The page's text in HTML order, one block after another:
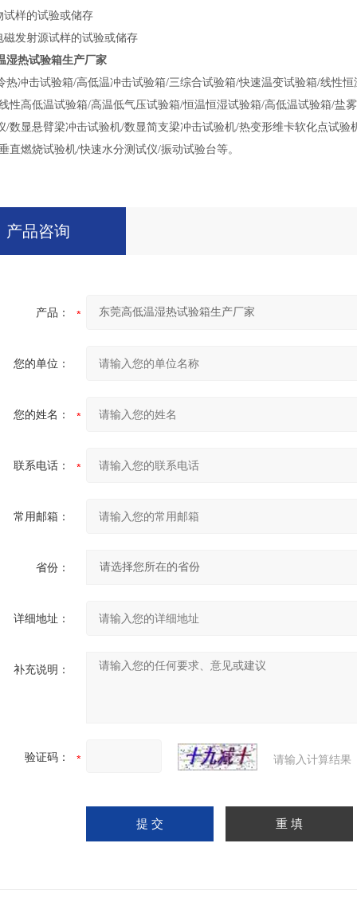
试样的试验或储存
磁发射源试样的试验或储存
湿热试验箱生产厂家
热冲击试验箱/高低温冲击试验箱/三综合试验箱/快速温变试验箱/线性恒
性高低温试验箱/高温低气压试验箱/恒温恒湿试验箱/高低温试验箱/盐
/数显悬臂梁冲击试验机/数显简支梁冲击试验机/热变形维卡软化点试验
直燃烧试验机/快速水分测试仪/振动试验台等。
产品咨询
产品：
您的单位：
您的姓名：
联系电话：
常用邮箱：
省份：
详细地址：
补充说明：
验证码： 请输入计算结果